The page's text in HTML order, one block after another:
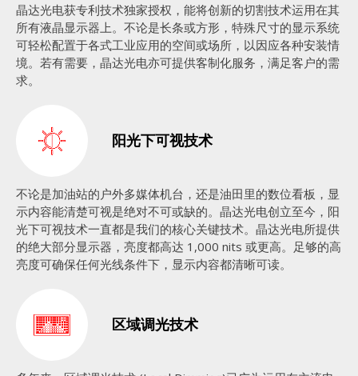
晶达光电获专利技术独家授权，能将创新的切割技术运用在其
所有液晶显示器上。不论是长条或方形，特殊尺寸的显示系统
可轻松配置于各式工业应用的空间或场所，以因应各种安装情
境。若有需要，晶达光电亦可提供客制化服务，满足客户的需
求。
阳光下可视技术
不论是加油站的户外多媒体机台，还是油田里的数位看板，显
示内容能清楚可视是绝对不可或缺的。晶达光电创立至今，阳
光下可视技术一直都是我们的核心关键技术。晶达光电所提供
的绝大部分显示器，亮度都高达 1,000 nits 或更高。足够的高
亮度可确保任何光线条件下，显示内容都清晰可读。
区域调光技术